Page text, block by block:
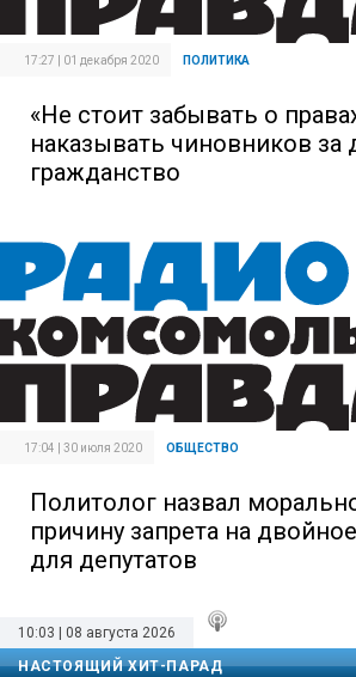
17:27 | 01 декабря 2020 ПОЛИТИКА
«Не стоит забывать о
наказывать чиновников за
гражданство
17:04 | 30 июля 2020 ОБЩЕСТВО
Политолог назвал
причину запрета на
для депутатов
10:03 | 08 августа 2026
НАСТОЯЩИЙ ХИТ-ПАРАД